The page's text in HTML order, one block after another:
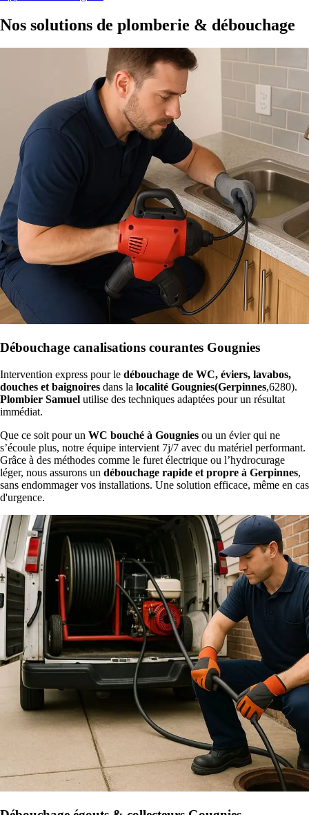
Nos solutions de plomberie & débouchage
Débouchage canalisations courantes Gougnies
Intervention express pour le débouchage de WC, éviers, lavabos,
douches et baignoires dans la localité Gougnies(Gerpinnes,6280).
Plombier Samuel utilise des techniques adaptées pour un résultat
immédiat.
Que ce soit pour un WC bouché à Gougnies ou un évier qui ne
s’écoule plus, notre équipe intervient 7j/7 avec du matériel performant.
Grâce à des méthodes comme le furet électrique ou l’hydrocurage
léger, nous assurons un débouchage rapide et propre à Gerpinnes,
sans endommager vos installations. Une solution efficace, même en cas
d'urgence.